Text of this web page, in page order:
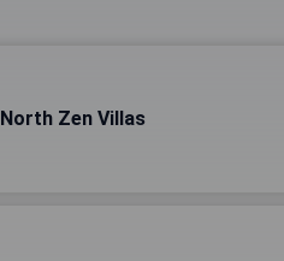
North Zen Villas